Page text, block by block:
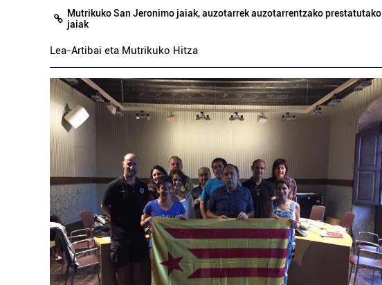
Mutrikuko San Jeronimo jaiak, auzotarrek auzotarrentzako prestatutako
jaiak
Lea-Artibai eta Mutrikuko Hitza